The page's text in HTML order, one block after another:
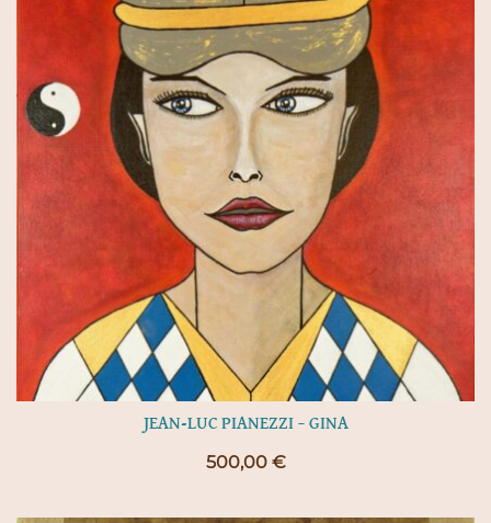
JEAN-LUC PIANEZZI – GINA
500,00 €